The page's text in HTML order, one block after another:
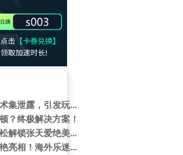
刺客信条影官方艺术集泄露，引发玩家争议
？终极解决方案！
海外华人必看！轻松解锁张天爱绝美旗袍造型，不再错过国内热门影视内容
周震南金发银妆惊艳亮相！海外乐迷如何突破限制看现场？